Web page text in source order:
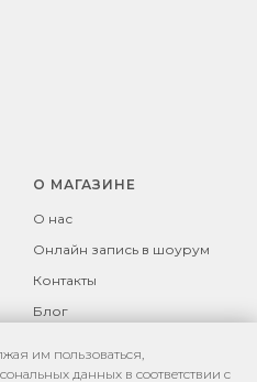
им пользоваться,
данных в соответствии с
О МАГАЗИНЕ
О нас
Онлайн запись в шоурум
Контакты
Блог
конфиденциальности